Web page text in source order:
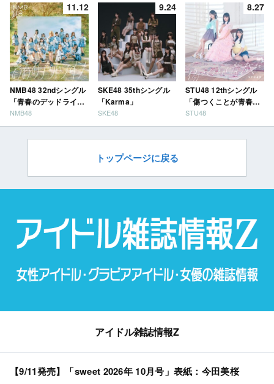
11.12
NMB48 32ndシングル
「青春のデッドライ
ン」
NMB48
9.24
SKE48 35thシングル
「Karma」
SKE48
8.27
STU48 12thシングル
「傷つくことが青春
だ」
STU48
トップページに戻る
アイドル雑誌情報Z
【9/11発売】「sweet 2026年 10月号」表紙：今田美桜